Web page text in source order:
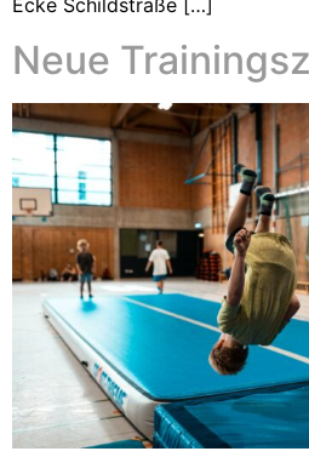
Ecke Schildstraße […]
Neue